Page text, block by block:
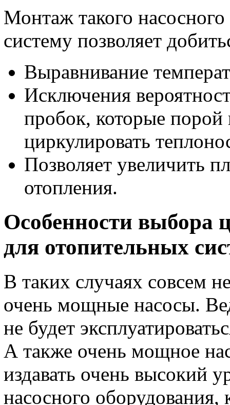
Монтаж такого
систему позволяет
Выравнивание
Исключения
пробок, которые
циркулировать
Позволяет увеличить
отопления.
Особенности выбора
для отопительных
В таких случаях совсем
очень мощные насосы.
не будет
А также очень мощное
издавать очень высокий
насосного